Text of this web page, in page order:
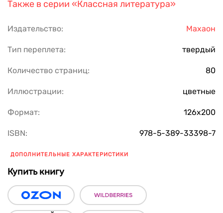
Также в серии «Классная литература»
Издательство: Махаон
Тип переплета: твердый
Количество страниц: 80
Иллюстрации: цветные
Формат: 126х200
ISBN: 978-5-389-33398-7
ДОПОЛНИТЕЛЬНЫЕ ХАРАКТЕРИСТИКИ
Купить книгу